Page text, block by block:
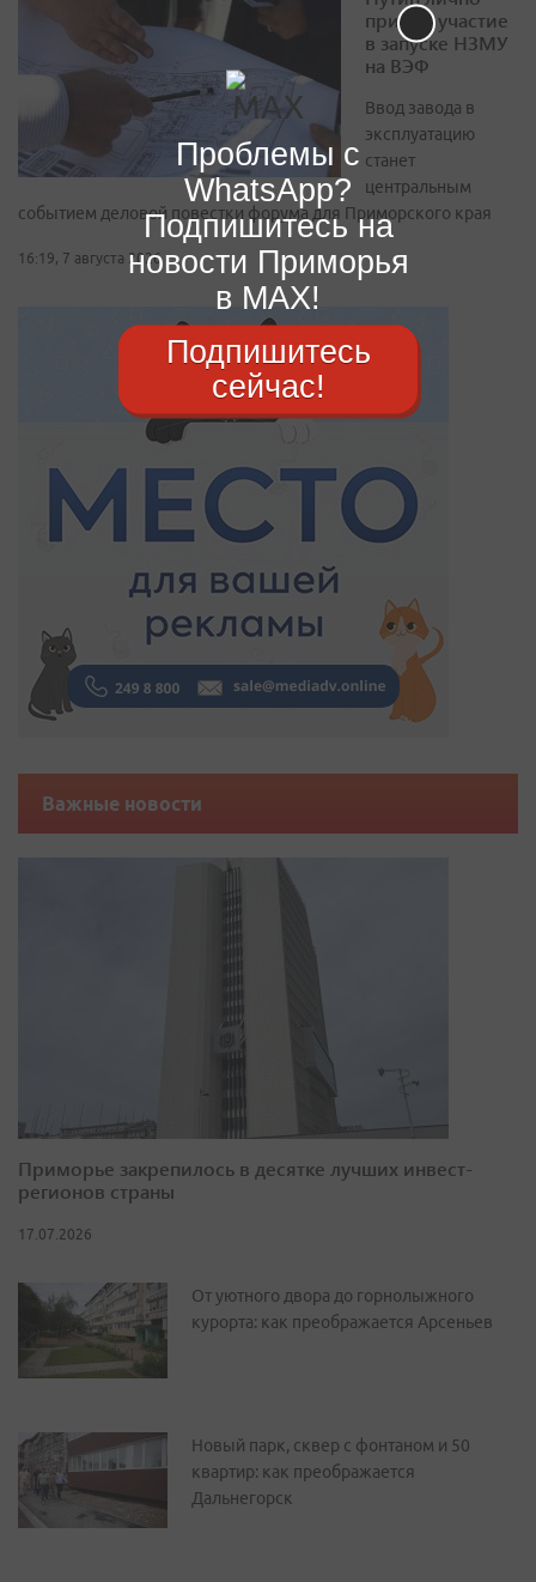
примет участие
в запуске НЗМУ
на ВЭФ
Ввод завода в
эксплуатацию
станет
центральным
событием деловой повестки форума для Приморского края
16:19, 7 августа 2026
Важные новости
Приморье закрепилось в десятке лучших инвест-
регионов страны
17.07.2026
От уютного двора до горнолыжного
курорта: как преображается Арсеньев
Новый парк, сквер с фонтаном и 50
квартир: как преображается
Дальнегорск
Проблемы с
WhatsApp?
Подпишитесь на
новости Приморья
в MAX!
Подпишитесь
сейчас!